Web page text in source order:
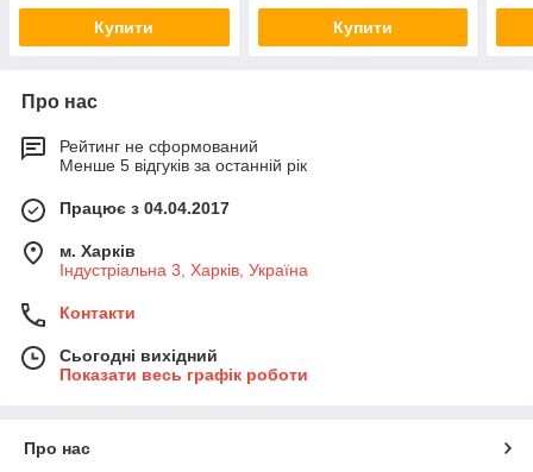
Купити Купити
Про нас
Рейтинг не сформований
Менше 5 відгуків за останній рік
Працює з 04.04.2017
м. Харків
Індустріальна 3, Харків, Україна
Контакти
Сьогодні вихідний
Показати весь графік роботи
Про нас